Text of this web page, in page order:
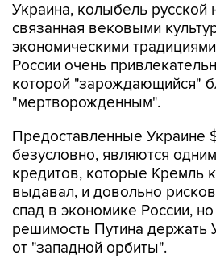
Украина, колыбель русской
связанная вековыми
экономическими
России очень
которой "зарождающийся"
"мертворожденным".
Предоставленные Украине
безусловно, являются
кредитов, которые Кремль
выдавал, и довольно
спад в экономике России,
решимость Путина держать
от "западной орбиты".